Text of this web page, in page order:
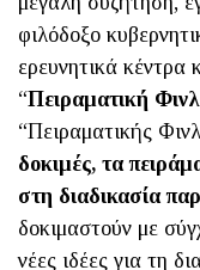
φιλόδοξο
ερευνητικά κέντρα
“Πειραματική
“Πειραματικής
δοκιμές, τα
στη διαδικασία
δοκιμαστούν με
νέες ιδέες για τη